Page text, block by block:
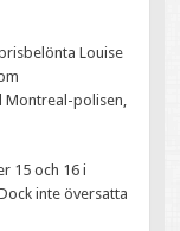
Louise
Montreal-polisen,
15 och 16 i
inte översatta